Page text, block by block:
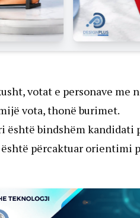
votat e personave me
vota, thonë burimet.
është bindshëm
është përcaktuar